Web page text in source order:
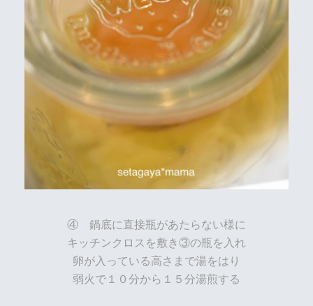
④ 鍋底に直接瓶があたらない様に
キッチンクロスを敷き③の瓶を入れ
卵が入っている高さまで湯をはり
弱火で１０分から１５分湯煎する